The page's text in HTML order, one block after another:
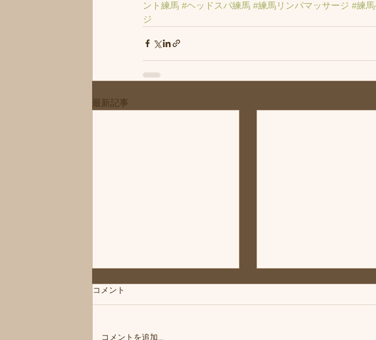
ント練馬 #ヘッドスパ練馬 #練馬リンパマッサージ #練
ジ
最新記事
◆「お知らせ」練馬髪質改善
容院シフィ(sihui)
コメント
コメントを追加…